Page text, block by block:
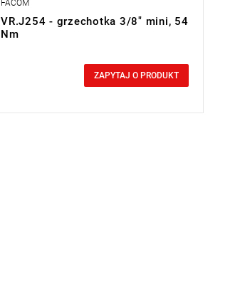
FACOM
VR.J254 - grzechotka 3/8" mini, 54
Nm
ZAPYTAJ O PRODUKT